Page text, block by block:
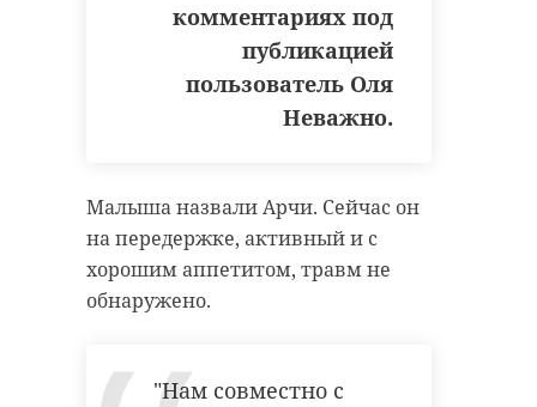
комментариях под
публикацией
пользователь Оля
Неважно.
Малыша назвали Арчи. Сейчас он
на передержке, активный и с
хорошим аппетитом, травм не
обнаружено.
"Нам совместно с